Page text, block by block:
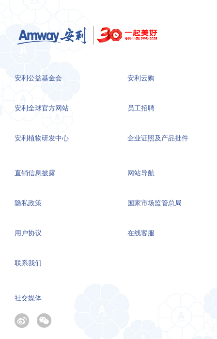
安利公益基金会
安利全球官方网站
安利植物研发中心
安利云购
员工招聘
企业证照及产品批件
直销信息披露
隐私政策
用户协议
联系我们
网站导航
国家市场监管总局
在线客服
社交媒体